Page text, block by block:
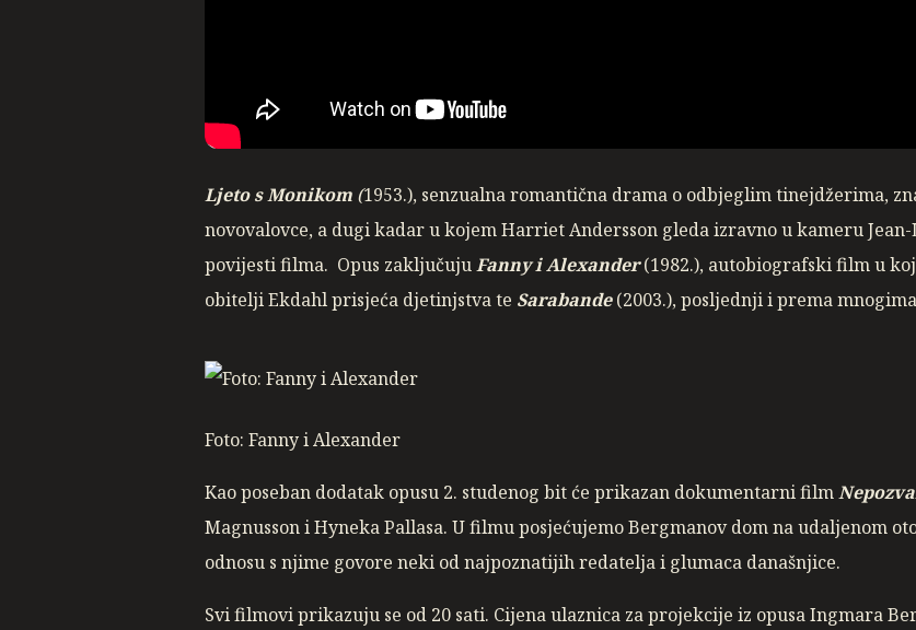
Ljeto s Monikom (1953.), senzualna romantična drama o odbjeglim tinejdžerima,
novovalovce, a dugi kadar u kojem Harriet Andersson gleda izravno u kameru
povijesti filma. Opus zaključujuFanny i Alexander(1982.), autobiografski film u
obitelji Ekdahl prisjeća djetinjstva te Sarabande(2003.), posljednji i prema
Foto: Fanny i Alexander
Kao poseban dodatak opusu 2. studenog bit će prikazan dokumentarni film
Magnusson i Hyneka Pallasa. U filmu posjećujemo Bergmanov dom na udaljenom
odnosu s njime govore neki od najpoznatijih redatelja i glumaca današnjice.
Svi filmovi prikazuju se od 20 sati. Cijena ulaznica za projekcije iz opusa Ingmara